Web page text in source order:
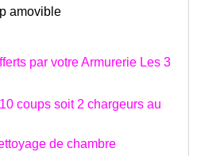
amovible
par votre Armurerie Les 3
coups soit 2 chargeurs au
de chambre